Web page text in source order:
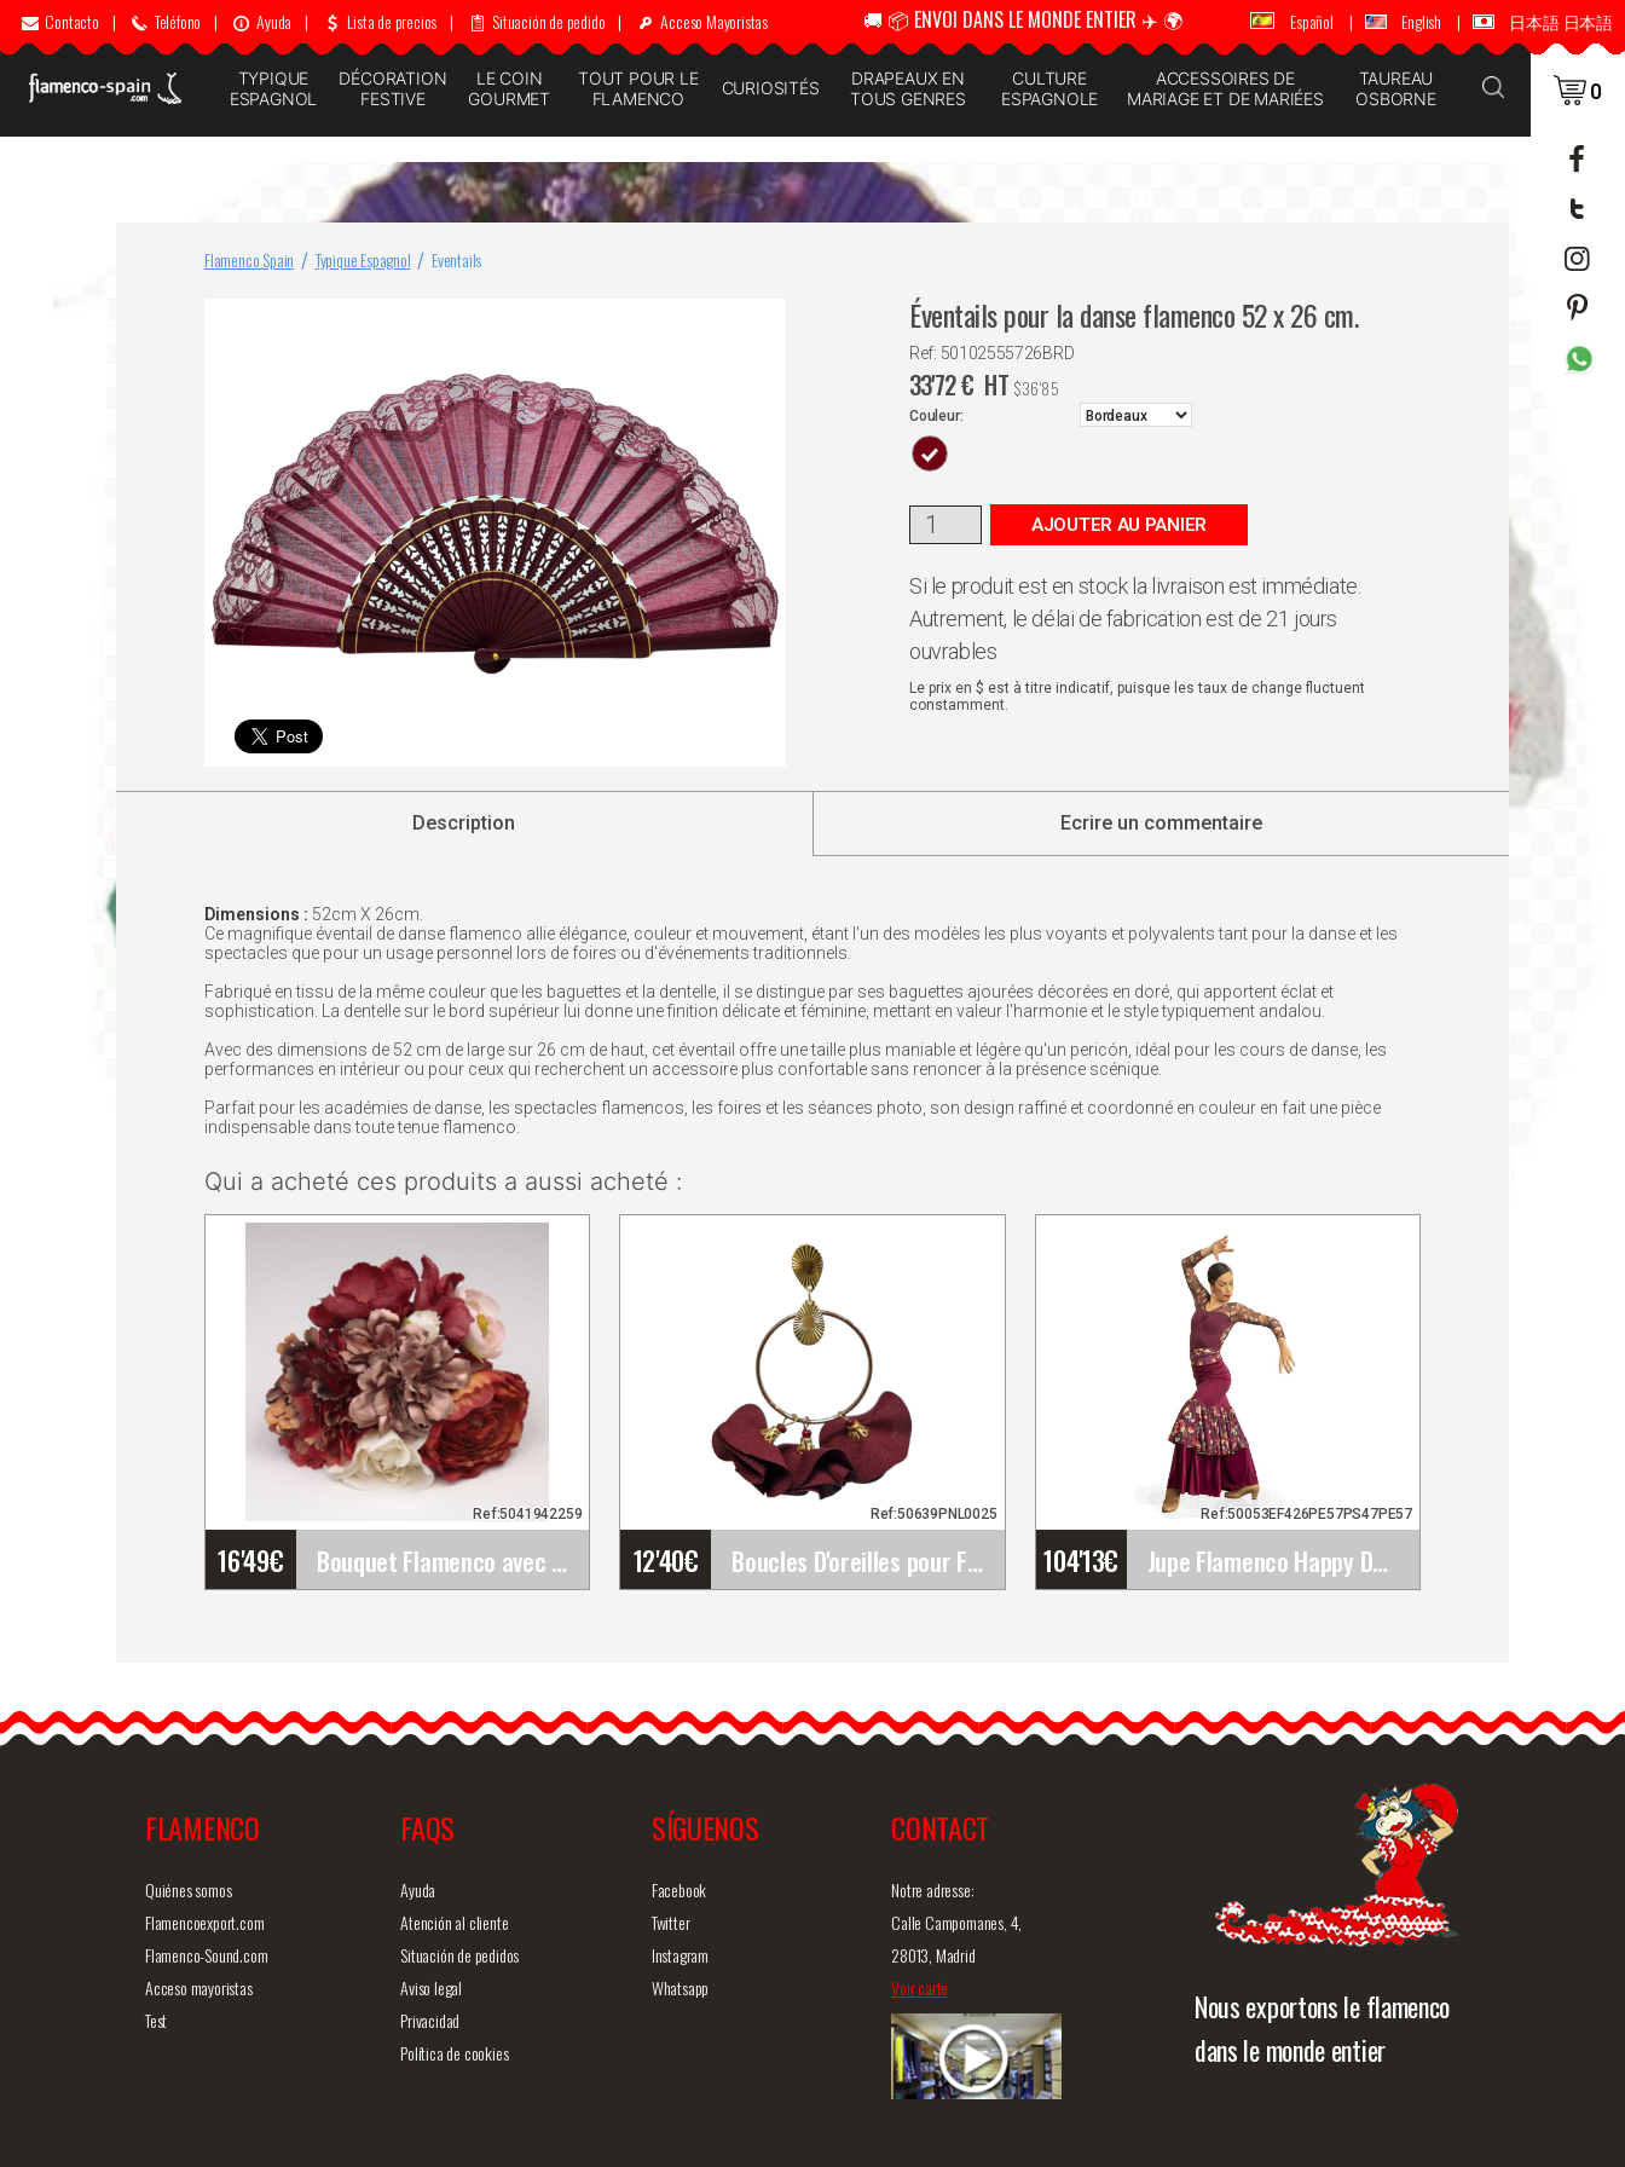
Contacto | Teléfono | Ayuda | Lista de precios | Situación de pedido | Acceso Mayoristas 🚚 📦 ENVOI DANS LE MONDE ENTIER ✈️ 🌍 🚚 📦 ENVOI DANS LE MONDE ENTIER ✈️ 🌍
Español | English | 日本語 日本語
TYPIQUE
ESPAGNOL
DÉCORATION
FESTIVE
LE COIN
GOURMET
TOUT POUR LE
FLAMENCO
CURIOSITÉS
DRAPEAUX EN
TOUS GENRES
CULTURE
ESPAGNOLE
ACCESSOIRES DE
MARIAGE ET DE MARIÉES
TAUREAU
OSBORNE
0
Flamenco Spain Typique Espagnol Eventails
Éventails pour la danse flamenco 52 x 26 cm.
Ref: 50102555726BRD
33'72€ HT $36'85
Couleur:
AJOUTER AU PANIER
Si le produit est en stock la livraison est immédiate.
Autrement, le délai de fabrication est de 21 jours
ouvrables
Le prix en $ est à titre indicatif, puisque les taux de change fluctuent
constamment.
Description Ecrire un commentaire
Dimensions : 52cm X 26cm.
Ce magnifique éventail de danse flamenco allie élégance, couleur et mouvement, étant l'un des modèles les plus voyants et polyvalents tant pour la danse et les
spectacles que pour un usage personnel lors de foires ou d'événements traditionnels.
Fabriqué en tissu de la même couleur que les baguettes et la dentelle, il se distingue par ses baguettes ajourées décorées en doré, qui apportent éclat et
sophistication. La dentelle sur le bord supérieur lui donne une finition délicate et féminine, mettant en valeur l'harmonie et le style typiquement andalou.
Avec des dimensions de 52 cm de large sur 26 cm de haut, cet éventail offre une taille plus maniable et légère qu'un pericón, idéal pour les cours de danse, les
performances en intérieur ou pour ceux qui recherchent un accessoire plus confortable sans renoncer à la présence scénique.
Parfait pour les académies de danse, les spectacles flamencos, les foires et les séances photo, son design raffiné et coordonné en couleur en fait une pièce
indispensable dans toute tenue flamenco.
Qui a acheté ces produits a aussi acheté :
16'49€ Bouquet Flamenco avec Fleurs Dans les Tons de&hellip;
Ref:5041942259
Terre Ref. 42259
Ajoutez de la chaleur à
12'40€ Boucles D'oreilles pour Flamenco et Soirée
Ref:50639PNL0025
Nous vous présentons nos
boucles d'oreilles
104'13€ Jupe Flamenco Happy Dance. Ref. EF426PE57PS47PE57
Ref:50053EF426PE57PS47PE57
EF426PE57PS47PE57
Cette jupe de flamenco
Vue rapide
FLAMENCO
Quiénes somos
Flamencoexport.com
Flamenco-Sound.com
Acceso mayoristas
Test
FAQS
Ayuda
Atención al cliente
Situación de pedidos
Aviso legal
Privacidad
Política de cookies
SÍGUENOS
Facebook
Twitter
Instagram
Whatsapp
CONTACT
Notre adresse:
Calle Campomanes, 4,
28013, Madrid
Voir carte
Nous exportons le flamenco
dans le monde entier